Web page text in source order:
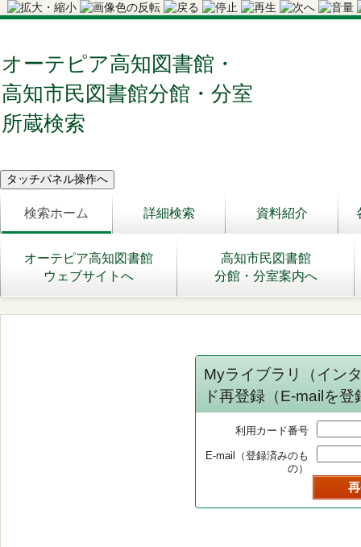
オーテピア高知図書館・
高知市民図書館分館・分室
所蔵検索
検索ホーム 詳細検索 資料紹介
オーテピア高知図書館
ウェブサイトへ
高知市民図書館
分館・分室案内へ
Myライブラリ（イン
ド再登録（E-mailを
利用カード番号
E-mail（登録済みのも
の）